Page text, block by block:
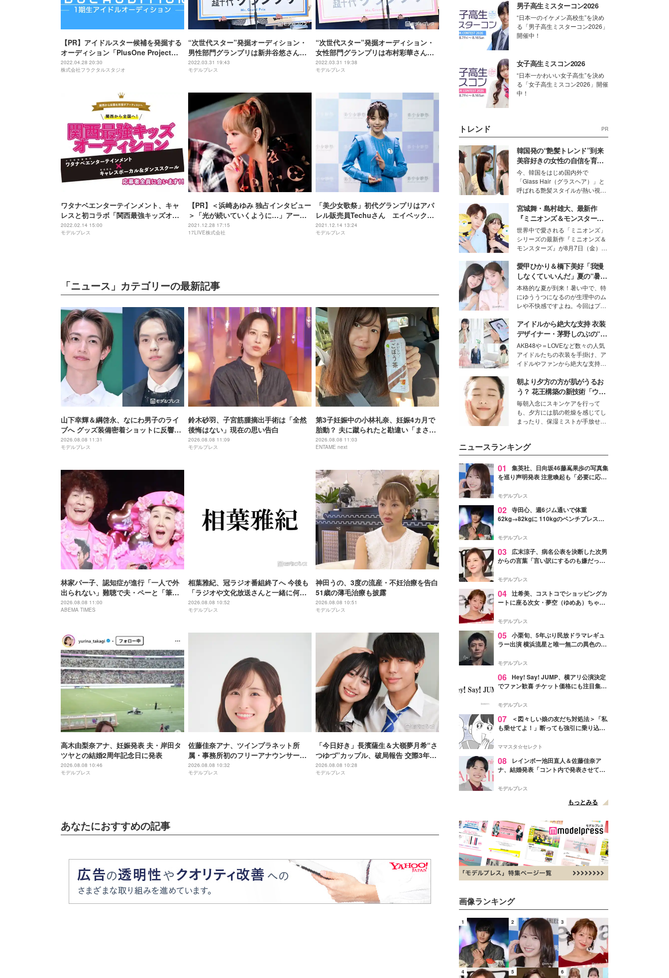
【PR】アイドルスター候補を発掘する
オーディション「PlusOne Project」
開催
2022.04.28 20:30
株式会社フラクタルスタジオ
“次世代スター”発掘オーディション・
男性部門グランプリは新井谷悠さん
「Mr.超十代＆Ms.超十代オーディショ
ン2022」＜超超十代－ULTRA TEENS
2022.03.31 19:43
モデルプレス
“次世代スター”発掘オーディション・
女性部門グランプリは布村彩華さん
「Mr.超十代＆Ms.超十代オーディショ
ン2022」＜超超十代－ULTRA TEENS
2022.03.31 19:38
モデルプレス
ワタナベエンターテインメント、キャ
レスと初コラボ「関西最強キッズオー
ディション」開催
2022.02.14 15:00
モデルプレス
【PR】＜浜崎あゆみ 独占インタビュー
＞「光が続いていくように…」アーテ
ィストとしての覚悟とは？次世代シン
ガーへの期待も語る
2021.12.28 17:15
17LIVE株式会社
「美少女歌祭」初代グランプリはアパ
レル販売員Techuさん エイベックス
からの楽曲リリースも決定
2021.12.14 13:24
モデルプレス
「ニュース」カテゴリーの最新記事
山下幸輝＆綱啓永、なにわ男子のライ
ブへ グッズ装備密着ショットに反響相
次ぐ「8LOOMポーズしてて神」「恭平
繋がり？」
2026.08.08 11:31
モデルプレス
鈴木砂羽、子宮筋腫摘出手術は「全然
後悔はない」現在の思い告白
2026.08.08 11:09
モデルプレス
第3子妊娠中の小林礼奈、妊娠4カ月で
胎動？ 夫に蹴られたと勘違い「まさか
赤ちゃんだった」
2026.08.08 11:03
ENTAME next
林家パー子、認知症が進行「一人で外
出られない」難聴で夫・ペーと「筆
談」…自宅全焼から約1年
2026.08.08 11:00
ABEMA TIMES
相葉雅紀、冠ラジオ番組終了へ 今後も
「ラジオや文化放送さんと一緒に何か
やりたい」9月いっぱいで25年の歴史に
幕
2026.08.08 10:52
モデルプレス
神田うの、3度の流産・不妊治療を告白
51歳の薄毛治療も披露
2026.08.08 10:51
モデルプレス
高木由梨奈アナ、妊娠発表 夫・岸田タ
ツヤとの結婚2周年記念日に発表
2026.08.08 10:46
モデルプレス
佐藤佳奈アナ、ツインプラネット所
属・事務所初のフリーアナウンサーに
前日にレインボー池田直人との結婚発
表
2026.08.08 10:32
モデルプレス
「今日好き」長濱薩生＆大嶺夢月希“さ
つゆづ”カップル、破局報告 交際3年で
「それぞれ将来に向かって歩んでいく
ことを決め」
2026.08.08 10:28
モデルプレス
あなたにおすすめの記事
男子高生ミスターコン2026
“日本一のイケメン高校生”を決め
る「男子高生ミスターコン2026」
開催中！
女子高生ミスコン2026
“日本一かわいい女子高生”を決め
る「女子高生ミスコン2026」開催
中！
トレンド PR
韓国発の“艶髪トレンド”到来
美容好きの女性の自信を育む
「ヘアケア事情」って？
今、韓国をはじめ国内外で
「Glass Hair（グラスヘア）」と
呼ばれる艶髪スタイルが熱い視線
ションの完成度を高めるベースと
して、“髪そのものの美しさ”に改
めて注目する人が増えている様
子。今回は、そんな憧れの艶やか
な髪を日常で叶える、美容好きの
女性たちのヘアケア事情を紹介し
ます。
宮城舞・島村雄大、最新作
『ミニオンズ＆モンスター
ズ』の魅力熱弁 ハチャメチャ
だけじゃない“友情と絆”に感
動
世界中で愛される「ミニオンズ」
シリーズの最新作『ミニオンズ＆
モンスターズ』が8月7日（金）に
ニオン好き”という共通点を持つモ
デルの宮城舞と島村雄大の特別対
談をお届け！それぞれの視点か
ら、今作ならではの魅力や予想外
の感動をもたらす奥深いストーリ
ーについて熱く語り合ってもらっ
た。
愛甲ひかり＆橋下美好「我慢
しなくていいんだ」夏の“暑さ
対策”の新しい選択肢とは？
本格的な夏が到来！暑い中で、特
にゆううつになるのが生理中のム
レや不快感ですよね。今回はプラ
モデル・愛甲ひかりさんと橋下美
好さんを迎えて本音で女子会トー
ク。猛暑のお出かけを快適に過ご
すヒントや、2人が感動した夏の
生理の新常識にも迫りました。
アイドルから絶大な支持 衣装
デザイナー・茅野しのぶの“可
愛い”を作る美学＜「シチズン
クロスシー」インタビュー＞
AKB48や＝LOVEなど数々の人気
アイドルたちの衣装を手掛け、ア
イドルやファンから絶大な支持を
取締役兼クリエイティブディレク
ター・茅野しのぶ。一人ひとりの
個性に寄り添い、魅力を引き出す
衣装作りは、多くの女性たちに勇
気と自信を与え続けている。
朝より夕方の方が肌がうるお
う？ 花王構築の新技術「ウォ
ーターキャプチャリングスキ
ン（捕水肌）」がスキンケア
の常識を変える予感
毎朝入念にスキンケアを行って
も、夕方には肌の乾燥を感じてし
まったり、保湿ミストが手放せな
性を秘めた、革新的な「Water
Capturing Skin（ウォーターキャ
プチャリングスキン：捕水肌）」
技術を、花王が構築した。
ニュースランキング
01
集英社、日向坂46藤嶌果歩の写真集
を巡り声明発表 注意喚起も「必要に応じ
モデルプレス
02 寺田心、週6ジム通いで体重
62kg→82kgに 110kgのベンチプレス持
「かっこいい」と反響
モデルプレス
03
広末涼子、病名公表を決断した次男
からの言葉「言い訳にするのも嫌だっ
モデルプレス
04 辻希美、コストコでショッピングカ
ートに座る次女・夢空（ゆめあ）ちゃん
ぎ」「成長を感じる」の声
モデルプレス
05 小栗旬、5年ぶり民放ドラマレギュ
ラー出演 横浜流星と唯一無二の異色のバ
モデルプレス
06 Hey! Say! JUMP、横アリ公演決定
でファン歓喜 チケット価格にも注目集ま
モデルプレス
07
＜図々しい娘の友だち対処法＞「私
も乗せてよ！」断っても強引に乗り込ん
ママスタ☆セレクト
08
レインボー池田直人＆佐藤佳奈ア
ナ、結婚発表「コント内で発表させてい
点変更のため
モデルプレス
もっとみる
画像ランキング
1 2 3
4 5 6